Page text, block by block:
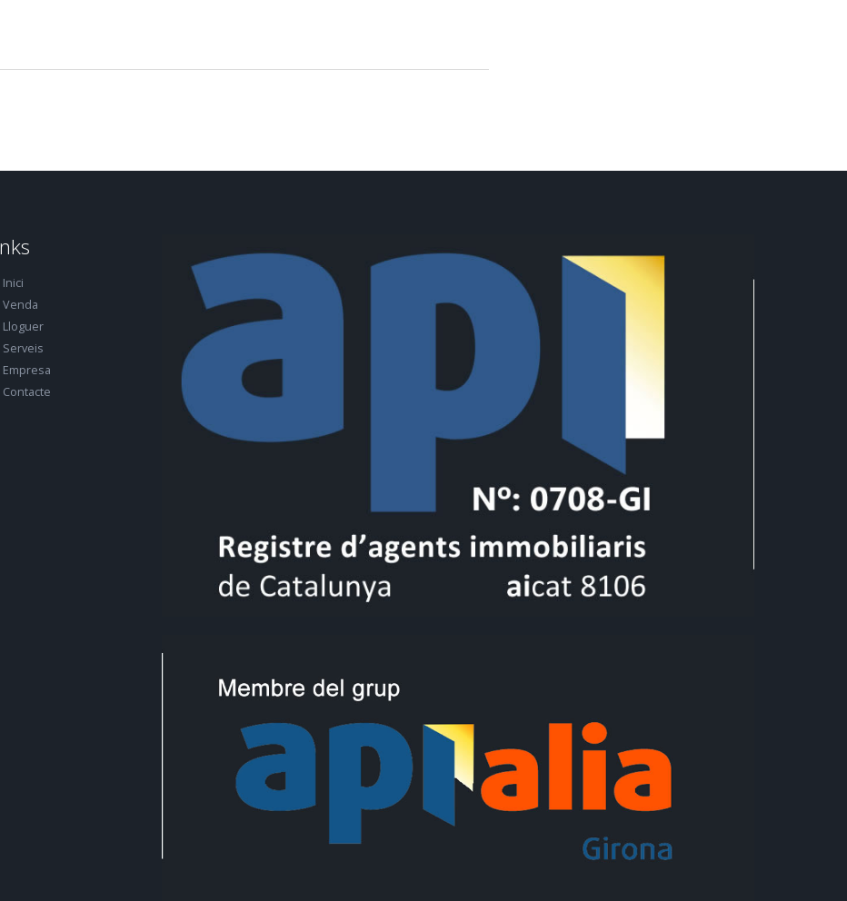
Inici
Venda
Lloguer
Serveis
Empresa
Contacte